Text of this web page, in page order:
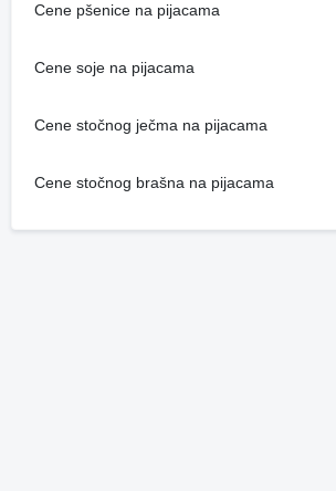
Cene pšenice na pijacama
Cene soje na pijacama
Cene stočnog ječma na pijacama
Cene stočnog brašna na pijacama